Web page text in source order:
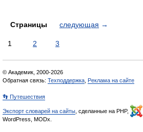
Страницы следующая →
1 2 3
© Академик, 2000-2026
Обратная связь: Техподдержка Реклама на сайте
👣 Путешествия
Экспорт словарей на сайты , сделанные на PHP,
WordPress, MODx.